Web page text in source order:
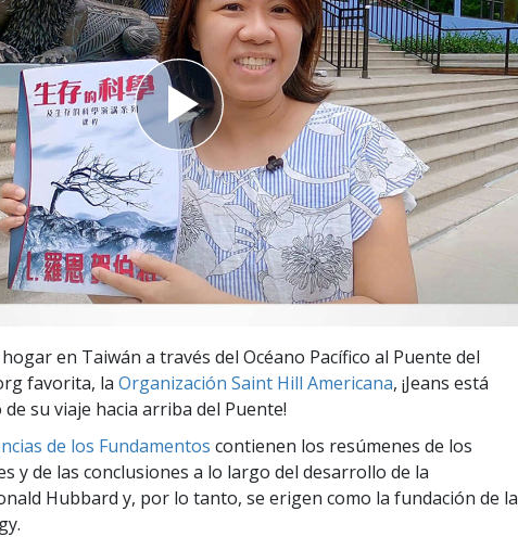
hogar en Taiwán a través del Océano Pacífico al Puente del
favorita, la Organización Saint Hill Americana, ¡Jeans está
su viaje hacia arriba del Puente!
de los Fundamentos contienen los resúmenes de los
y de las conclusiones a lo largo del desarrollo de la
Hubbard y, por lo tanto, se erigen como la fundación de la